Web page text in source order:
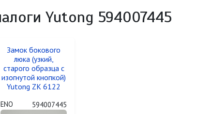
Yutong 594007445
Замок бокового
люка (узкий,
старого образца с
изогнутой кнопкой)
Yutong ZK 6122
ENO 594007445